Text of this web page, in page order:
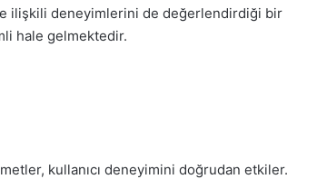
ilişkili deneyimlerini de değerlendirdiği bir
hale gelmektedir.
kullanıcı deneyimini doğrudan etkiler.